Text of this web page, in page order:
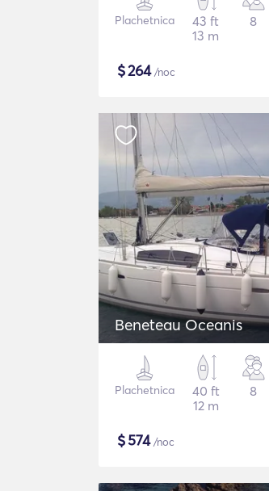
Plachetnica
43 ft
13 m
8
$264/noc
Beneteau Oceanis
Plachetnica
40 ft
12 m
8
$574/noc